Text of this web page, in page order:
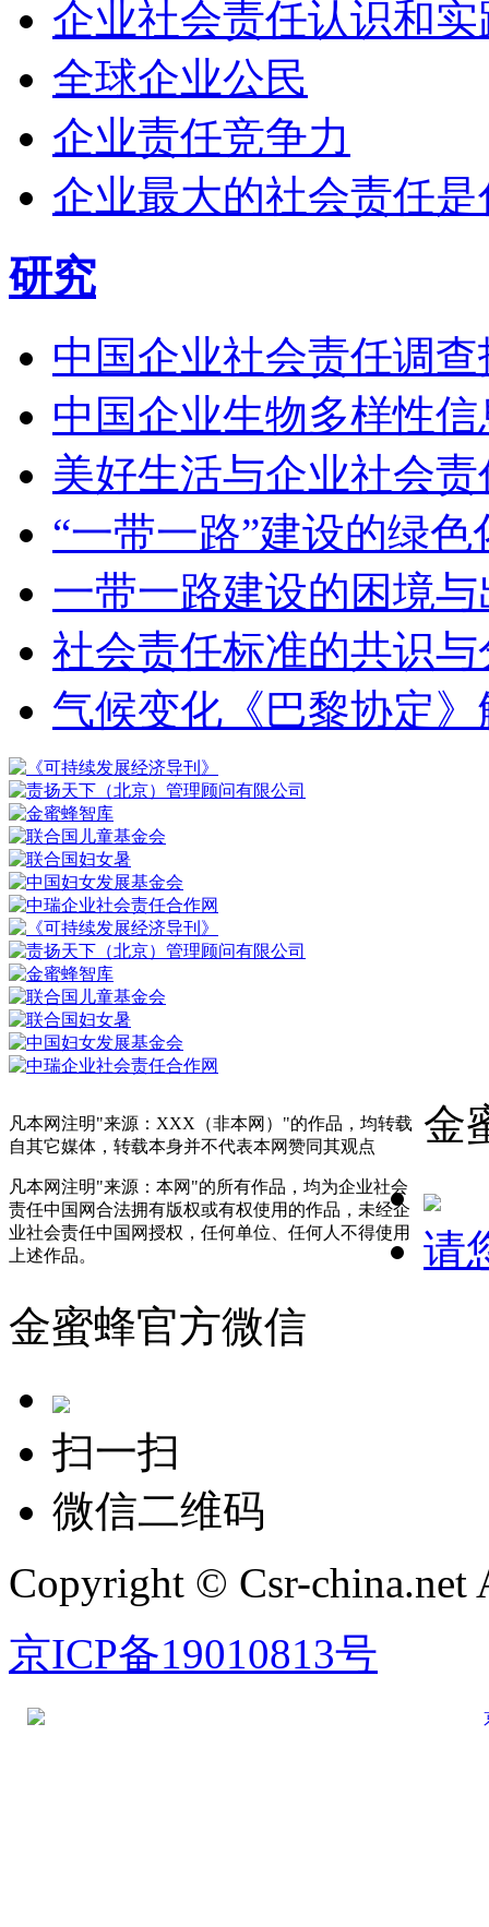
企业社会责任认识和
全球企业公民
企业责任竞争力
企业最大的社会责任是
研究
中国企业社会责任调查
中国企业生物多样性
美好生活与企业社会责
“一带一路”建设的绿色
一带一路建设的困境与
社会责任标准的共识与
气候变化《巴黎协定》
凡本网注明"来源：XXX（非本网）"的作品，均转载
自其它媒体，转载本身并不代表本网赞同其观点
凡本网注明"来源：本网"的所有作品，均为企业社会
责任中国网合法拥有版权或有权使用的作品，未经企
业社会责任中国网授权，任何单位、任何人不得使用
上述作品。
金
请
金蜜蜂官方微信
扫一扫
微信二维码
Copyright © Csr-china.net
京ICP备19010813号